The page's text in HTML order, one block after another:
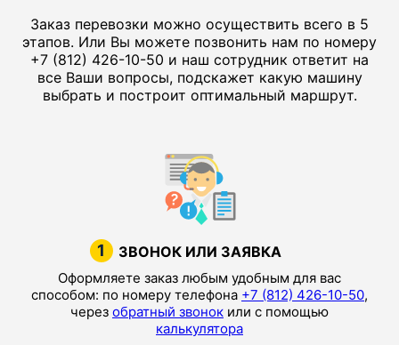
Заказ перевозки можно осуществить всего в 5
этапов. Или Вы можете позвонить нам по номеру
+7 (812) 426-10-50 и наш сотрудник ответит на
все Ваши вопросы, подскажет какую машину
выбрать и построит оптимальный маршрут.
1 ЗВОНОК ИЛИ ЗАЯВКА
Оформляете заказ любым удобным для вас
способом: по номеру телефона +7 (812) 426-10-50,
через обратный звонок или с помощью
калькулятора